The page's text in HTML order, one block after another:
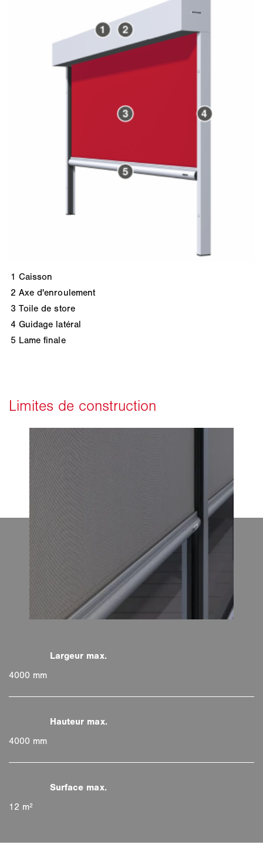
1 Caisson
2 Axe d'enroulement
3 Toile de store
4 Guidage latéral
5 Lame finale
4000 mm
4000 mm
12 m²